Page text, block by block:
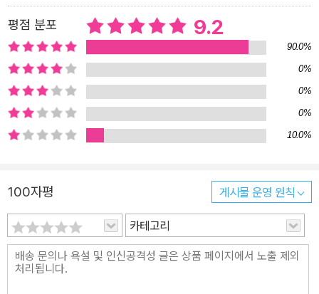
학, 군사학 등 다양한 분야에서 <군주론>이 미친 영향과 주요 학자들
의 해석, 비판을 통해 독자들이 이 고전을 더 깊이 이해할 수 있도록
구성했습니다. 부록에는 W. K. Marriott이 작성한 <군주론>에 관한
고찰과 이탈리아 역사적 사건들과 주요인물들에 관한 내용을 포함하
여, 독자들이 이 고전을 보다 깊이 있게 탐구할 수 있도록 하였습니다.
이번 번역본을 통해 독자들은 마키아벨리의 <군주론>을 보다 쉽게
이해하고, 그의 통치 및 군사 전략의 핵심을 명확히 파악할 수 있을 것
입니다. <군주론>을 처음 접하는 독자도, 다시 만나는 독자도 이 책
전, 악마의 책으로 불리며 금서로 지정되었던 마키아벨리의 <군주론
>은 오늘날 『타임』과 『뉴스위크』가 선정한 “세계 100대 도서” 중 하
나로 평가받고 있으며, 하버드와 옥스퍼드를 비롯한 세계 유수의 대
학들과 서울대 등 국내 명문대학에서 필독서로 지정되어 왔습니다.
이미 뛰어난 역량을 가진 여러 전문가들에 의해 수많은 번역본이 출
평점 분포 9.2
90.0%
0%
0%
0%
10.0%
100자평 게시물 운영 원칙
카테고리